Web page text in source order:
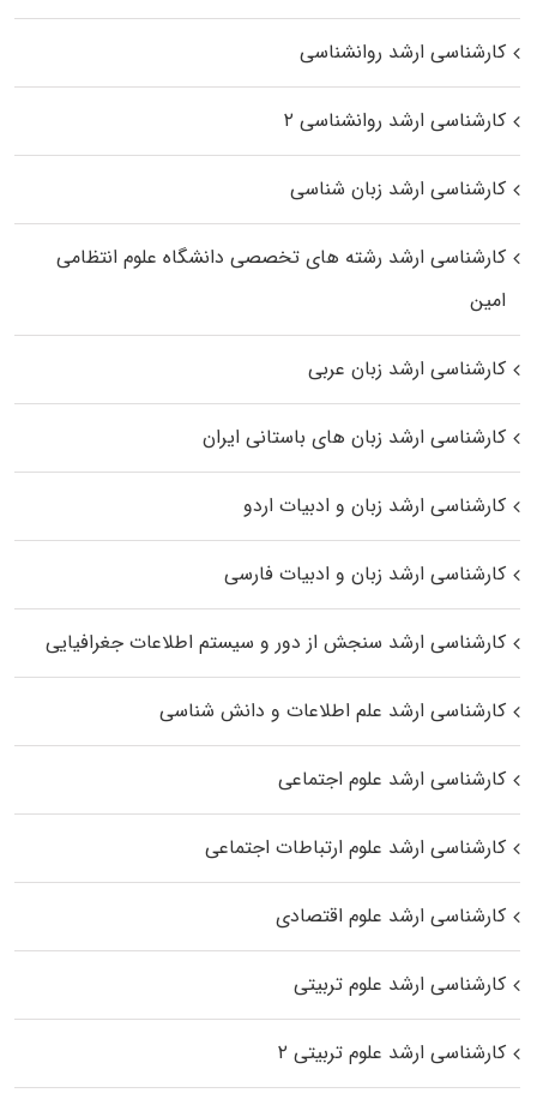
کارشناسی ارشد روانشناسی
کارشناسی ارشد روانشناسی ۲
کارشناسی ارشد زبان شناسی
کارشناسی ارشد رﺷﺘﻪ ﻫﺎی تخصصی داﻧﺸﮕﺎه ﻋﻠﻮم انتظامی
اﻣﻴﻦ
کارشناسی ارشد زبان عربی
کارشناسی ارشد زبان‌ های باستانی ایران
کارشناسی ارشد زبان و ادبیات اردو
کارشناسی ارشد زبان و ادبیات فارسی
کارشناسی ارشد سنجش از دور و سیستم اطلاعات جغرافیایی
کارشناسی ارشد علم اطلاعات و دانش شناسی
کارشناسی ارشد علوم اجتماعی
کارشناسی ارشد علوم ارتباطات اجتماعی
کارشناسی ارشد علوم اقتصادی
کارشناسی ارشد علوم تربیتی
کارشناسی ارشد علوم تربیتی ۲